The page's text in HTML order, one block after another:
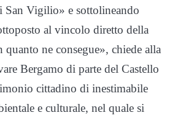
San Vigilio» e sottolineando
al vincolo diretto della
quanto ne consegue», chiede alla
Bergamo di parte del Castello
cittadino di inestimabile
e culturale, nel quale si